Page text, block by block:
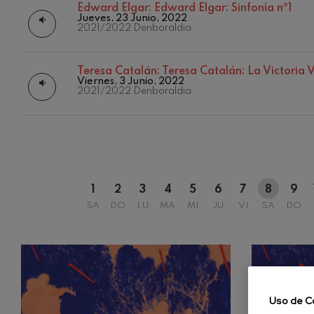
Edward Elgar: Edward Elgar: Sinfonía nº1
Jueves, 23 Junio, 2022
2021/2022 Denboraldia
Teresa Catalán: Teresa Catalán: La Victoria
Viernes, 3 Junio, 2022
2021/2022 Denboraldia
SA
2
DO
3
LU
4
MA
5
MI
6
JU
7
VI
8
SA
9
DO
J. Brahms:
J. Brahms
Joseph
El cant dels
Franz
Franz Schmidt
bosqueUso de